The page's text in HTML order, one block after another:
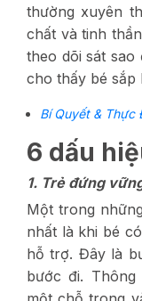
thường xuyên
chất và tinh
theo dõi sát sao
cho thấy bé sắp
Bí Quyết & Thực
6 dấu
1. Trẻ đứng
Một trong
nhất là khi bé
hỗ trợ. Đây là
bước đi.